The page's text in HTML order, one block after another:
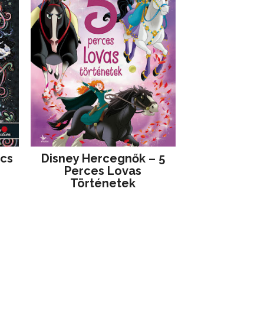
Disney ​Hercegnők – 5
Perces Lovas
Történetek